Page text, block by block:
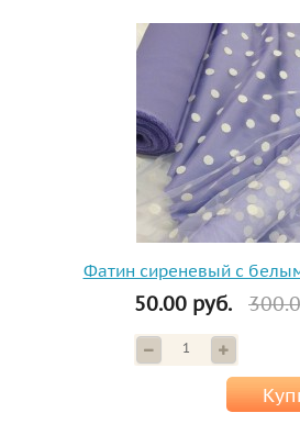
Фатин сиреневый с
50.00 руб.